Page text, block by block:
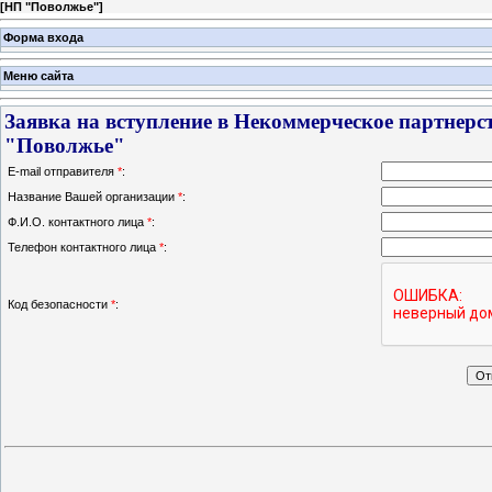
[НП "Поволжье"]
Форма входа
Меню сайта
Заявка на вступление в Некоммерческое
"Поволжье"
E-mail отправителя *:
Название Вашей организации *:
Ф.И.О. контактного лица *:
Телефон контактного лица *:
Код безопасности *: